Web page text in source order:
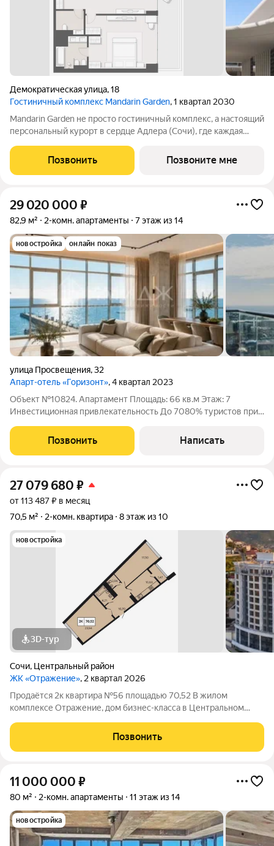
Демократическая улица,18
Гостиничный комплекс Mandarin Garden, 1 квартал 2030
Mandarin Garden не просто гостиничный комплекс, а настоящий
персональный курорт в сердце Адлера (Сочи), где каждая
приватность и безупречный сервис. Комплекс расположится в
Позвонить Позвоните мне
29 020 000 ₽
82,9 м² 2-комн. апартаменты 7 этаж из 14
новостройка онлайн показ
улица Просвещения,32
Апарт-отель «Горизонт», 4 квартал 2023
Объект №10824. Апартамент Площадь: 66 кв.м Этаж: 7
Инвестиционная привлекательность До 7080% туристов при
доступности от моря, что обеспечивает максимальный спрос
на аренду. Преимущества: Доход от
Позвонить Написать
27 079 680 ₽
от 113 487 ₽ в месяц
70,5 м²
2-комн. квартира 8 этаж из 10
новостройка
3D-тур
Сочи, Центральный район
ЖК «Отражение», 2 квартал 2026
Продаётся 2к квартира №56 площадью 70,52 В жилом
комплексе Отражение, дом бизнес-класса в Центральном
инвестиционная привлекательность.
Позвонить
11 000 000 ₽
80 м² 2-комн. апартаменты 11 этаж из 14
новостройка